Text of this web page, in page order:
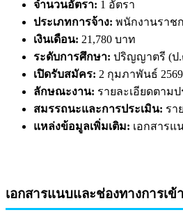
จำนวนอัตรา: 1 อัตรา
ประเภทการจ้าง: พนักงานราช
เงินเดือน: 21,780 บาท
ระดับการศึกษา: ปริญญาตรี (ป.
เปิดรับสมัคร: 2 กุมภาพันธ์
ลักษณะงาน: รายละเอียดตาม
สมรรถนะและการประเมิน: รา
แหล่งข้อมูลเพิ่มเติม: เอกสารแ
เอกสารแนบและช่องทางการเข้